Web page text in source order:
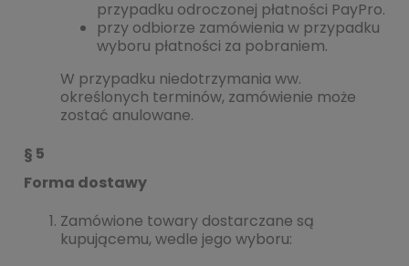
przypadku odroczonej płatności PayPro.
przy odbiorze zamówienia w przypadku
wyboru płatności za pobraniem.
W przypadku niedotrzymania ww.
określonych terminów, zamówienie może
zostać anulowane.
§ 5
Forma dostawy
Zamówione towary dostarczane są
kupującemu, wedle jego wyboru: